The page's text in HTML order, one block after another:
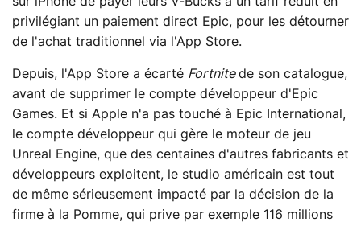
privilégiant un paiement direct Epic, pour les détourner
de l'achat traditionnel via l'App Store.
Depuis, l'App Store a écarté Fortnitede son catalogue,
avant de supprimer le compte développeur d'Epic
Games. Et si Apple n'a pas touché à Epic International,
le compte développeur qui gère le moteur de jeu
Unreal Engine, que des centaines d'autres fabricants et
développeurs exploitent, le studio américain est tout
de même sérieusement impacté par la décision de la
firme à la Pomme, qui prive par exemple 116 millions